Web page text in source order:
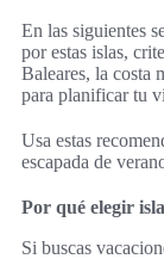
En las siguientes
por estas islas,
Baleares, la costa
para planificar tu
Usa estas
escapada de
Por qué elegir
Si buscas